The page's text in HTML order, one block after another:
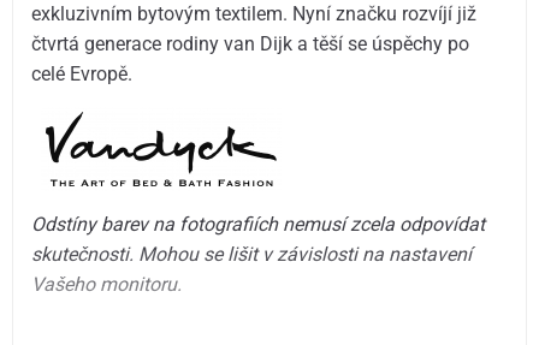
exkluzivním bytovým textilem. Nyní značku rozvíjí již
čtvrtá generace rodiny van Dijk a těší se úspěchy po
celé Evropě.
Odstíny barev na fotografiích nemusí zcela odpovídat
skutečnosti. Mohou se lišit v závislosti na nastavení
Vašeho monitoru.